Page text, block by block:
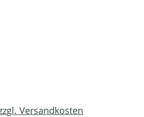
Versandkosten